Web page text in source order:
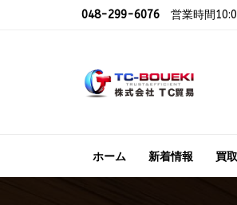
048-299-6076 営業時間
ホーム 新着情報 買